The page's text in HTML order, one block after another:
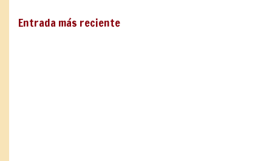
Entrada más reciente